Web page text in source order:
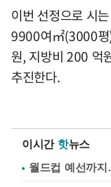
이번 선정으로 시
9900여㎡(3000평
원, 지방비 200 억
추진한다.
이시간 핫뉴스
월드컵 예선까